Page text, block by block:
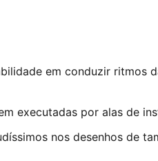
em conduzir ritmos
executadas por alas de
nos desenhos de